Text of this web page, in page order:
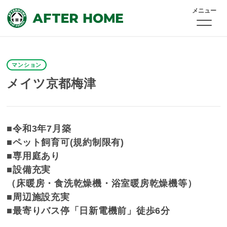
メニュー
マンション
メイツ京都梅津
■令和3年7月築
■ペット飼育可(規約制限有)
■専用庭あり
■設備充実
（床暖房・食洗乾燥機・浴室暖房乾燥機等）
■周辺施設充実
■最寄りバス停「日新電機前」徒歩6分